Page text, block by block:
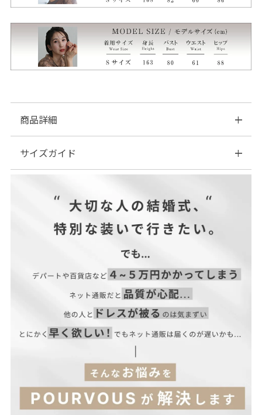
商品詳細
■素材：表地...ポリエステル96% ポリウレタン4% 裏地...ポリ
エステル100% レース...ナイロン100%
■ファスナー：背面あり
■透け感：あり（一部）
■付属品：なし
レス、二次会ワンピース、二次会ドレス
ー・成人式同窓会・女子会・2次会・謝恩会・パーティー・デー
トオケージョン・食事会・演奏会・発表会・記念日など多様なシ
ーンのコーディネートに使えます。
■サイズ展開S(7号)M(9号)L(11号)XL(13号)
―― POURVOUS ――
意味するPOURVOUSは、
上品でお洒落なファッションを提案し、
あなたの為の特別な時間を
お手伝いするブランドです。
サイズガイド
113.6 35.1 88
114.6 36.1 92
L
115.6 37.1 96 98
28
XL
116.6 38.1 100 102 29